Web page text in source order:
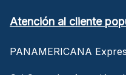
Atención al cliente
PANAMERICANA